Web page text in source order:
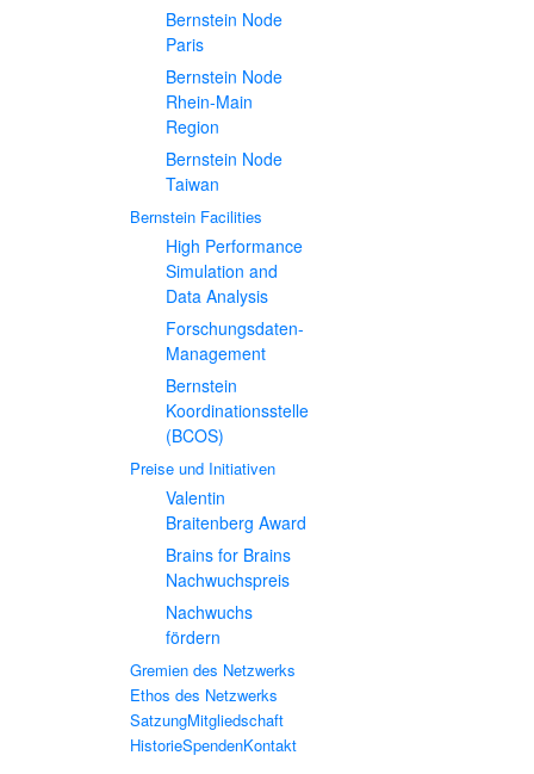
Bernstein Node
Paris
Bernstein Node
Rhein-Main
Region
Bernstein Node
Taiwan
Bernstein Facilities
High Performance
Simulation and
Data Analysis
Forschungsdaten-
Management
Bernstein
Koordinationsstelle
(BCOS)
Preise und Initiativen
Valentin
Braitenberg Award
Brains for Brains
Nachwuchspreis
Nachwuchs
fördern
Gremien des Netzwerks
Ethos des Netzwerks
SatzungMitgliedschaft
HistorieSpendenKontakt